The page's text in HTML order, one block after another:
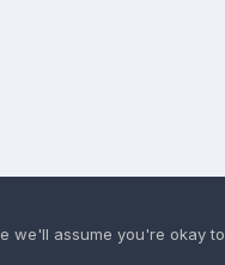
we'll assume you're okay to